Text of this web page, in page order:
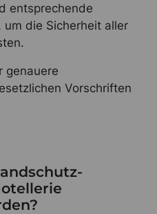
entsprechende
um die Sicherheit aller
genauere
Vorschriften